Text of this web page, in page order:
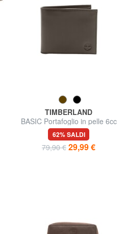
TIMBERLAND
BASIC Portafoglio in pelle 6cc
62% SALDI
79,90 € 29,99 €